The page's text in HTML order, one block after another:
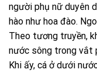
người phụ nữ duyên
hào như hoa đào.
Theo tương truyền,
nước sông trong vắt
Khi ấy, cá ở dưới